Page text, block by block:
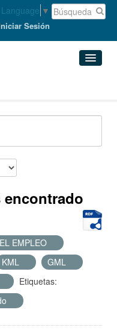
▼
Sesión
EMPLEO
KML
GML
Etiquetas: